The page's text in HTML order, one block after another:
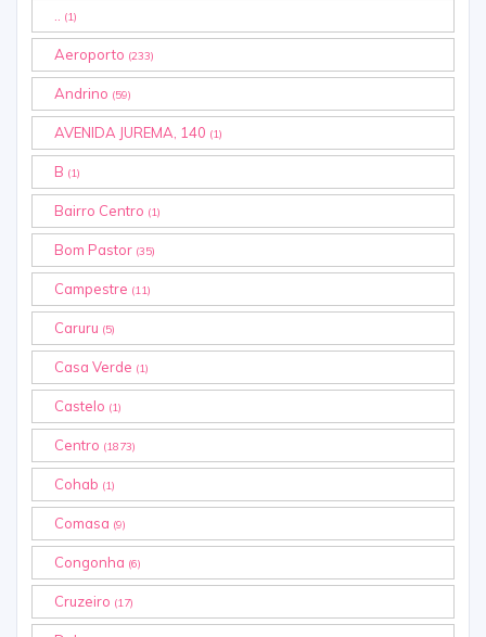
.. (1)
Aeroporto (233)
Andrino (59)
AVENIDA JUREMA, 140 (1)
B (1)
Bairro Centro (1)
Bom Pastor (35)
Campestre (11)
Caruru (5)
Casa Verde (1)
Castelo (1)
Centro (1873)
Cohab (1)
Comasa (9)
Congonha (6)
Cruzeiro (17)